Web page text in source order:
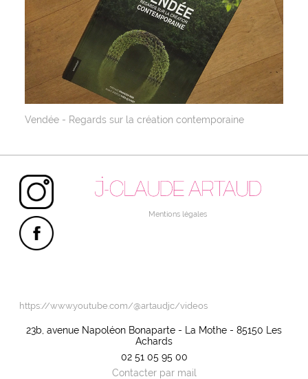
Vendée - Regards sur la création contemporaine
Instagram
https://www.youtube.com/@artaudjc/videos
Mentions légales
23b, avenue Napoléon Bonaparte - La Mothe - 85150 Les
Achards
02 51 05 95 00
Contacter par mail